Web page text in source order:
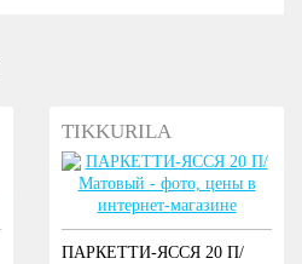
TIKKURILA
ПАРКЕТТИ-ЯССЯ 20 П/